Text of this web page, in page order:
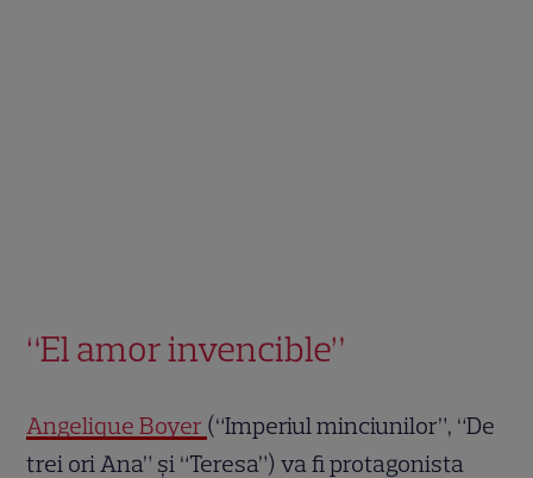
“El amor invencible”
Angelique Boyer (“Imperiul minciunilor”, “De
trei ori Ana” și “Teresa”) va fi protagonista